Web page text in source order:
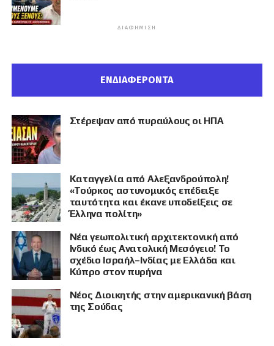
ΔΙΑΦΉΜΙΣΗ
ΕΝΔΙΑΦΕΡΟΝΤΑ
Στέρεψαν από πυραύλους οι ΗΠΑ
Καταγγελία από Αλεξανδρούπολη!
«Τούρκος αστυνομικός επέδειξε
ταυτότητα και έκανε υποδείξεις σε
Έλληνα πολίτη»
Νέα γεωπολιτική αρχιτεκτονική από
Ινδικό έως Ανατολική Μεσόγειο! Το
σχέδιο Ισραήλ–Ινδίας με Ελλάδα και
Κύπρο στον πυρήνα
Νέος Διοικητής στην αμερικανική βάση
της Σούδας